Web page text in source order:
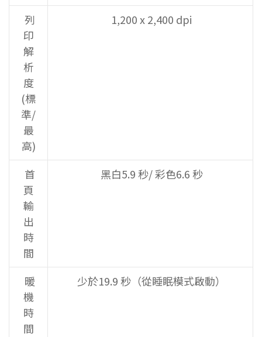
列
印
解
析
度
(標
準/
最
高)
1,200 x 2,400 dpi
首
頁
輸
出
時
間
黑白5.9 秒/ 彩色6.6 秒
暖
機
時
間
少於19.9 秒（從睡眠模式啟動）